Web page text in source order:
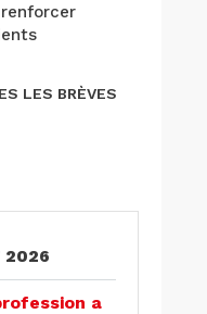
LES BRÈVES
2026
a